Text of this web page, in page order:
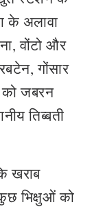
के अलावा
वोंटो और
गोंसार
जबरन
तिब्बती
खराब
भिक्षुओं को